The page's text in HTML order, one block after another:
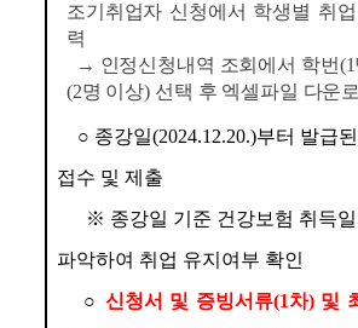
조기취업자 신청에서 학생별 취
력
→ 인정신청내역 조회에서 학번
(2명 이상) 선택 후 엑셀파일 다운
○ 종강일(2024.12.20.)부터 발급
접수 및 제출
※ 종강일 기준 건강보험 취득
파악하여 취업 유지여부 확인
○ 신청서 및 증빙서류(1차) 및